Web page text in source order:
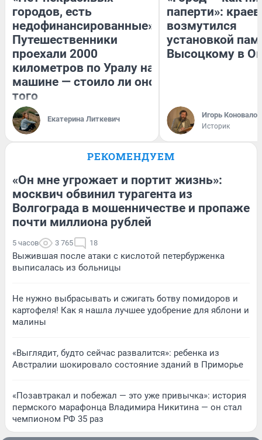
городов, есть
недофинансированные».
Путешественники
проехали 2000
километров по Уралу на
машине — стоило ли оно
того
Екатерина Литкевич
паперти»:
возмутился
установкой
Высоцкому в
Игорь Коновалов
Историк
РЕКОМЕНДУЕМ
«Он мне угрожает и портит жизнь»:
москвич обвинил турагента из
Волгограда в мошенничестве и пропаже
почти миллиона рублей
5 часов 3 765 18
Выжившая после атаки с кислотой петербурженка
выписалась из больницы
Не нужно выбрасывать и сжигать ботву помидоров и
картофеля! Как я нашла лучшее удобрение для яблони и
малины
«Выглядит, будто сейчас развалится»: ребенка из
Австралии шокировало состояние зданий в Приморье
«Позавтракал и побежал — это уже привычка»: история
пермского марафонца Владимира Никитина — он стал
чемпионом РФ 35 раз